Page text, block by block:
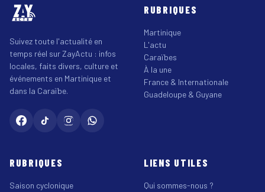
Suivez toute l'actualité en
temps réel sur ZayActu : infos
locales, faits divers, culture et
événements en Martinique et
dans la Caraïbe.
RUBRIQUES
Martinique
L'actu
Caraïbes
À la une
France & Internationale
Guadeloupe & Guyane
RUBRIQUES
Saison cyclonique
LIENS UTILES
Qui sommes-nous ?